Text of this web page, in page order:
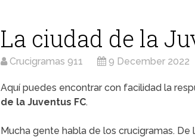
La ciudad de la
Crucigramas 911 9 December 2022
Aquí puedes encontrar con facilidad la
de la Juventus FC.
Mucha gente habla de los crucigramas.